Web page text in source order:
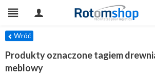
Wróć
Produkty oznaczone tagiem
meblowy